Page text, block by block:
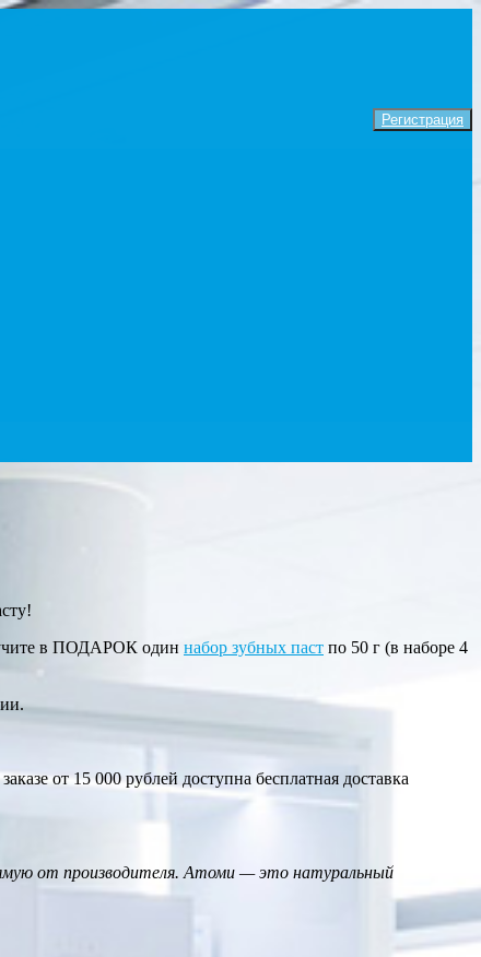
Регистрация
в ПОДАРОК один набор зубных паст по 50 г (в наборе 4
от 15 000 рублей доступна бесплатная доставка
от производителя. Атоми — это натуральный